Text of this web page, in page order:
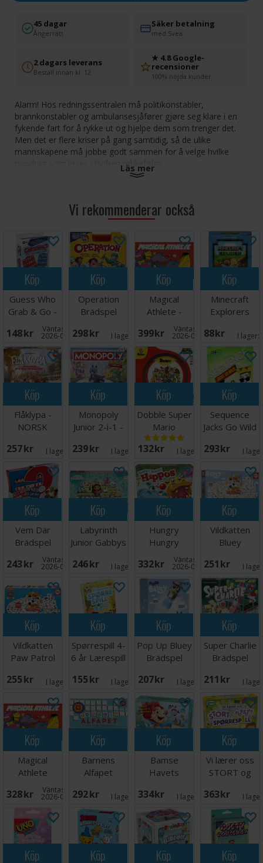
45 dagar
Ångerrätt
Säker betalning
med Svea
2 dagars leverans
Beställ innan kl. 12
★ 4.8 Google-
recensioner
100% nöjda kunder
Alarm! Hos redningssentralen må politikonstabler,
brannkonstabler og ambulansesjåfører gjøre seg klare i en
fykende fart for å rykke ut og hjelpe dem som trenger det.
Men det er flere kriser på gang samtidig, så de ulike
mannskapene må jobbe godt sammen for å velge hvilke
oppdrag som løses i hvilken rekkefølge.
oppdragene som kommer, og de taper dersom de ikke
rekker dette før bunken er tom for annen gang, eller dersom
alarmen går på alle oppdragene samtidig.
Vinner av Årets Spill 2022 i Norge!
Antall spillere: 2-5
Alder: 5+
Spilletid: 15-30 minutter
Språk: Norsk
Läs mer
Vi rekommenderar också
Köp
Guess Who
Grab & Go -
Reseutgåva
148 SEK Väntas in:
2026-08-27
Köp
Operation
Brädspel
298 SEK I lager: 4
Köp
Magical
Athlete -
NORSK
399 SEK Väntas in:
2026-09-30
Köp
Minecraft
Explorers
88 SEK I lager:
Köp
Flåklypa -
NORSK
257 SEK I lager: 7
Köp
Monopoly
Junior 2-i-1 -
239 SEK I lager:
Köp
Dobble Super
Mario
Brädspel
132 SEK I lager: 6
Köp
Sequence
Jacks Go Wild
293 SEK I
Köp
Vem Där
Brädspel
243 SEK Väntas in:
2026-08-15
Köp
Labyrinth
Junior Gabbys
246 SEK I lager: 2
Köp
Hungry
Hungry
Hippos
Brädspel
332 SEK Väntas in:
2026-08-27
Köp
Vildkatten
Bluey
251 SEK I
Köp
Vildkatten
Paw Patrol
255 SEK I lager:
Köp
Spørrespill 4-
6 år Lærespill
155 SEK I lager: 1
Köp
Pop Up Bluey
Brädspel
207 SEK I lager: 3
Köp
Super Charlie
Brädspel
211 SEK I
Köp
Magical
Athlete
Brädspel
328 SEK Väntas in:
2026-09-30
Köp
Barnens
Alfapet
292 SEK I lager: 4
Köp
Bamse
Havets
Brädspel
334 SEK I lager: 5
Köp
Vi lærer oss
STORT og
NORSK
363 SEK I
Köp Köp Köp Köp